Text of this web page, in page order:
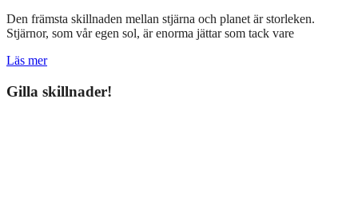
Den främsta skillnaden mellan stjärna och planet är storleken.
Stjärnor, som vår egen sol, är enorma jättar som tack vare
Läs mer
Gilla skillnader!